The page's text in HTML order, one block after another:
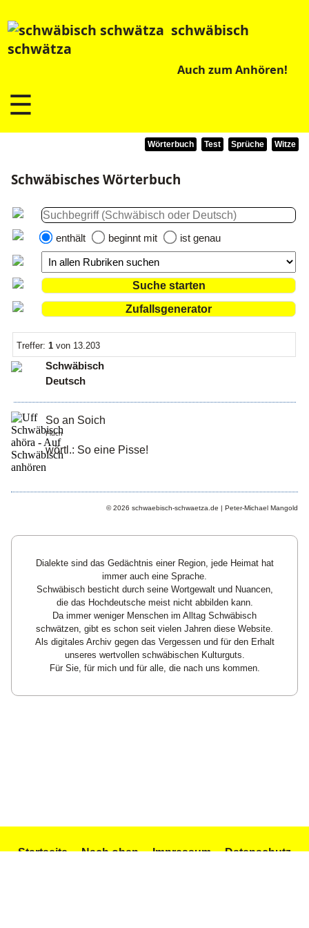
schwäbisch
schwätza
Auch zum Anhören!
☰
Wörterbuch Test Sprüche Witze
Schwäbisches Wörterbuch
enthält beginnt mit ist genau
Treffer: 1 von 13.203
Schwäbisch
Deutsch
So an Soich
Fluch
wörtl.: So eine Pisse!
© 2026 schwaebisch-schwaetza.de | Peter-Michael Mangold
Dialekte sind das Gedächtnis einer Region, jede Heimat hat
immer auch eine Sprache.
Schwäbisch besticht durch seine Wortgewalt und Nuancen,
die das Hochdeutsche meist nicht abbilden kann.
Da immer weniger Menschen im Alltag Schwäbisch
schwätzen, gibt es schon seit vielen Jahren diese Website.
Als digitales Archiv gegen das Vergessen und für den Erhalt
unseres wertvollen schwäbischen Kulturguts.
Für Sie, für mich und für alle, die nach uns kommen.
Startseite Nach oben Impressum Datenschutz